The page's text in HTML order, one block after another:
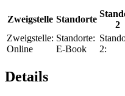
Zweigstelle Standorte
2
Zweigstelle:
Online
Standorte:
E-Book
2:
Details